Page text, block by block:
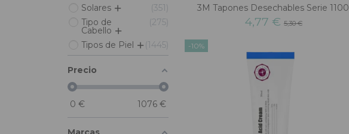
3M Tapones Desechables Serie 1100
4,77 € 5,30 €
-10%
Solares
351
Tipo de
Cabello
275
Tipos de Piel 1445
Precio
0 € 1076€